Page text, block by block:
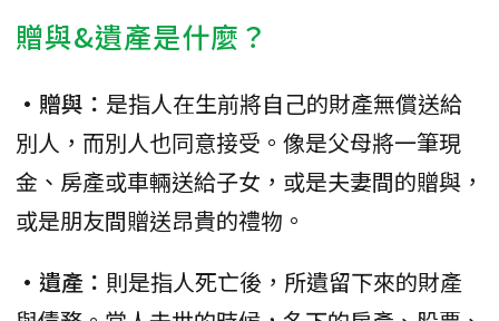
贈與&遺產是什麼？
•贈與： 是指人在生前將自己的財產無償送給
別人，而別人也同意接受。像是父母將一筆現
金、房產或車輛送給子女，或是夫妻間的贈與，
或是朋友間贈送昂貴的禮物。
•遺產： 則是指人死亡後，所遺留下來的財產